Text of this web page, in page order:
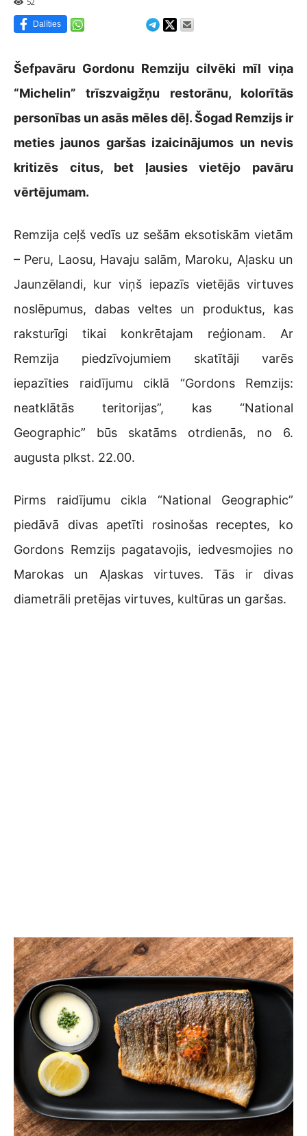
Dalīties
Šefpavāru Gordonu Remziju cilvēki mīl viņa
“Michelin” trīszvaigžņu restorānu, kolorītās
personības un asās mēles dēļ. Šogad Remzijs ir
meties jaunos garšas izaicinājumos un nevis
kritizēs citus, bet ļausies vietējo pavāru
vērtējumam.
Remzija ceļš vedīs uz sešām eksotiskām vietām
– Peru, Laosu, Havaju salām, Maroku, Aļasku un
Jaunzēlandi, kur viņš iepazīs vietējās virtuves
noslēpumus, dabas veltes un produktus, kas
raksturīgi tikai konkrētajam reģionam. Ar
Remzija piedzīvojumiem skatītāji varēs
iepazīties raidījumu ciklā “Gordons Remzijs:
neatklātās teritorijas”, kas “National
Geographic” būs skatāms otrdienās, no 6.
augusta plkst. 22.00.
Pirms raidījumu cikla “National Geographic”
piedāvā divas apetīti rosinošas receptes, ko
Gordons Remzijs pagatavojis, iedvesmojies no
Marokas un Aļaskas virtuves. Tās ir divas
diametrāli pretējas virtuves, kultūras un garšas.